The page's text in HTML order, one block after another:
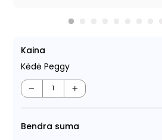
Kaina
Kėdė Peggy
− +
Bendra suma